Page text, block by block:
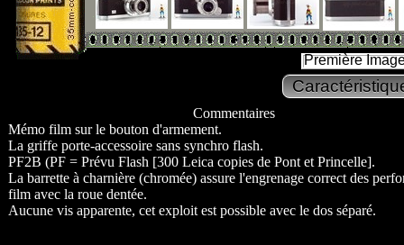
Première
Commentaires
Mémo film sur le bouton d'armement.
La griffe porte-accessoire sans synchro flash.
PF2B (PF = Prévu Flash [300 Leica copies de Pont et Princelle].
La barrette à charnière (chromée) assure l'engrenage correct des
film avec la roue dentée.
Aucune vis apparente, cet exploit est possible avec le dos séparé.